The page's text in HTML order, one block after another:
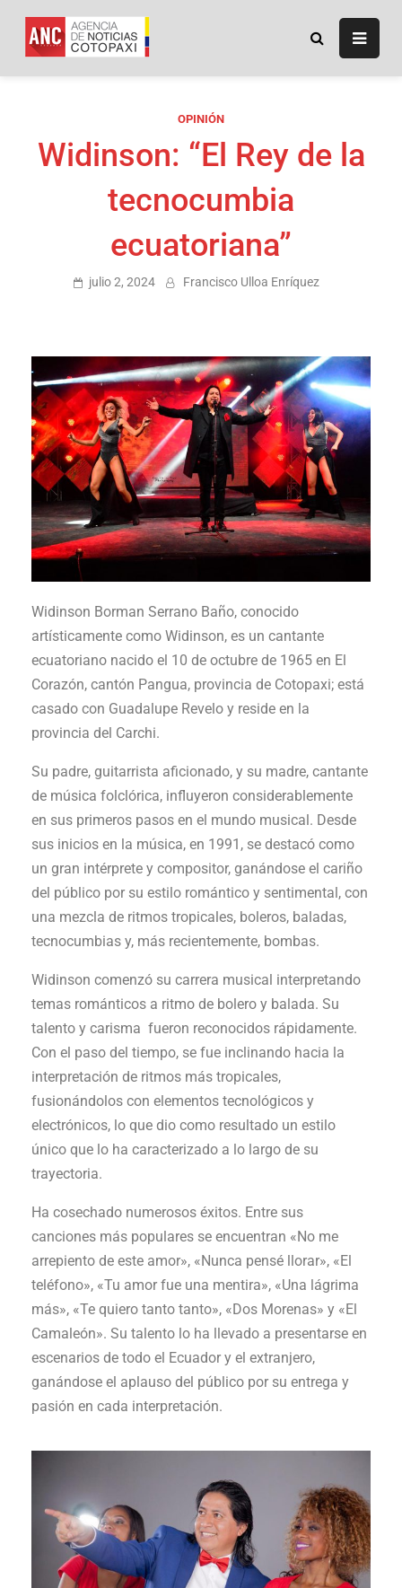
Agencia de Noticias
OPINIÓN
Widinson: “El Rey de la
tecnocumbia
ecuatoriana”
julio 2, 2024 Francisco Ulloa Enríquez
Widinson Borman Serrano Baño, conocido
artísticamente como Widinson, es un cantante
ecuatoriano nacido el 10 de octubre de 1965 en El
Corazón, cantón Pangua, provincia de Cotopaxi; está
casado con Guadalupe Revelo y reside en la
provincia del Carchi.
Su padre, guitarrista aficionado, y su madre, cantante
de música folclórica, influyeron considerablemente
en sus primeros pasos en el mundo musical. Desde
sus inicios en la música, en 1991, se destacó como
un gran intérprete y compositor, ganándose el cariño
del público por su estilo romántico y sentimental, con
una mezcla de ritmos tropicales, boleros, baladas,
tecnocumbias y, más recientemente, bombas.
Widinson comenzó su carrera musical interpretando
temas románticos a ritmo de bolero y balada. Su
talento y carisma fueron reconocidos rápidamente.
Con el paso del tiempo, se fue inclinando hacia la
interpretación de ritmos más tropicales,
fusionándolos con elementos tecnológicos y
electrónicos, lo que dio como resultado un estilo
único que lo ha caracterizado a lo largo de su
trayectoria.
Ha cosechado numerosos éxitos. Entre sus
canciones más populares se encuentran «No me
arrepiento de este amor», «Nunca pensé llorar», «El
teléfono», «Tu amor fue una mentira», «Una lágrima
más», «Te quiero tanto tanto», «Dos Morenas» y «El
Camaleón». Su talento lo ha llevado a presentarse en
escenarios de todo el Ecuador y el extranjero,
ganándose el aplauso del público por su entrega y
pasión en cada interpretación.